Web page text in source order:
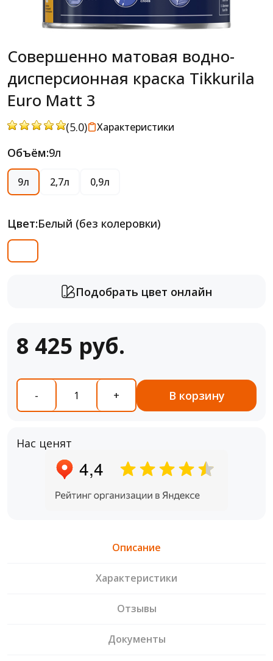
Совершенно матовая водно-
дисперсионная краска Tikkurila
Euro Matt 3
(5.0) Характеристики
Объём:9л
9л 2,7л 0,9л
Цвет:Белый (без колеровки)
Подобрать цвет онлайн
8 425 руб.
- + В корзину
Нас ценят
Описание
Характеристики
Отзывы
Документы